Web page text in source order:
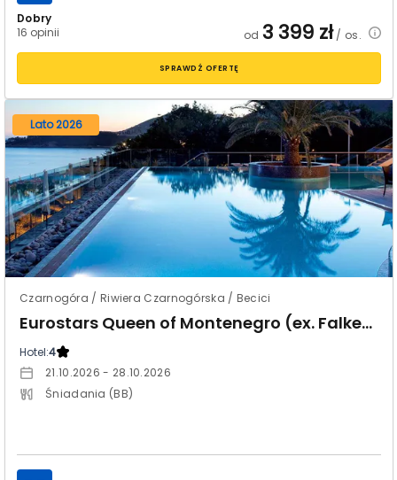
Dobry
16 opinii
od 3 399 zł/ os.
SPRAWDŹ OFERTĘ
Lato 2026
Czarnogóra / Riwiera Czarnogórska / Becici
Eurostars Queen of Montenegro (ex. Falkensteiner Montenegro)
Hotel:4
21.10.2026 - 28.10.2026
Śniadania (BB)